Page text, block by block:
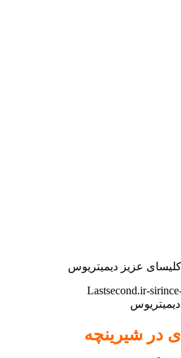
عزیز دیمیتریوس
در شیرینچه